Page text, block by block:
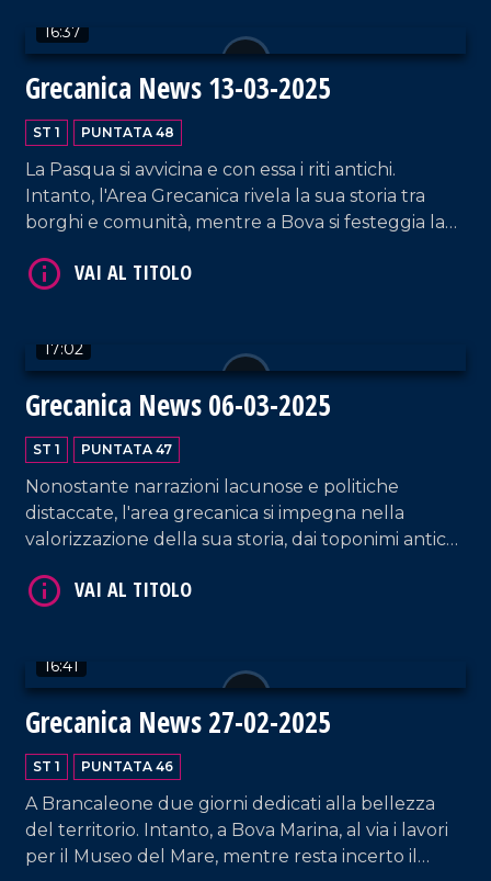
16:37
Grecanica News 13-03-2025
ST 1 PUNTATA 48
La Pasqua si avvicina e con essa i riti antichi.
Intanto, l'Area Grecanica rivela la sua storia tra
borghi e comunità, mentre a Bova si festeggia la
17:02
Grecanica News 06-03-2025
ST 1 PUNTATA 47
Nonostante narrazioni lacunose e politiche
distaccate, l'area grecanica si impegna nella
valorizzazione della sua storia, dai toponimi antichi
dedicato a Cesare Pavese ed il rilancio culturale di
testimonianza.
16:41
Grecanica News 27-02-2025
ST 1 PUNTATA 46
A Brancaleone due giorni dedicati alla bellezza
del territorio. Intanto, a Bova Marina, al via i lavori
per il Museo del Mare, mentre resta incerto il
VAI AL TITOLO
VAI AL TITOLO